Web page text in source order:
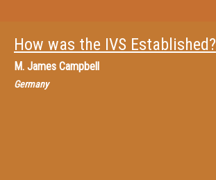
How was the IVS Established?
M. James Campbell
Germany